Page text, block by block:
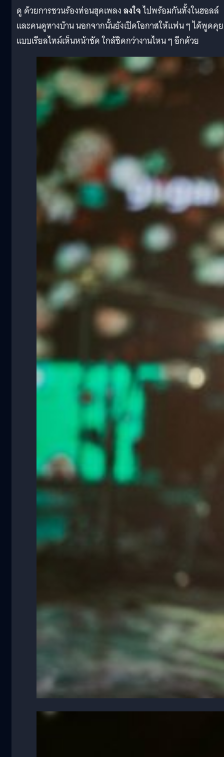
ดู ด้วยการชวนร้องท่อนฮุคเพลงลงใจไปพร้อมกันทั้งในฮอลล์
และคนดูทางบ้าน นอกจากนั้นยังเปิดโอกาสให้แฟน ๆ ได้พูดคุย
แบบเรียลไทม์เห็นหน้าชัด ใกล้ชิดกว่างานไหน ๆ อีกด้วย